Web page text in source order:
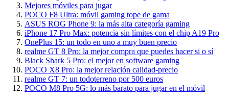
Mejores móviles para jugar
POCO F8 Ultra: móvil gaming tope de gama
ASUS ROG Phone 9: la más alta categoría gaming
iPhone 17 Pro Max: potencia sin límites con el chip A19 Pro
OnePlus 15: un todo en uno a muy buen precio
realme GT 8 Pro: la mejor compra que puedes hacer si o sí
Black Shark 5 Pro: el mejor en software gaming
POCO X8 Pro: la mejor relación calidad-precio
realme GT 7: un todoterreno por 500 euros
POCO M8 Pro 5G: lo más barato para jugar en el móvil